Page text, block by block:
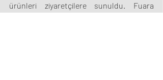
ürünleri ziyaretçilere sunuldu. Fuara